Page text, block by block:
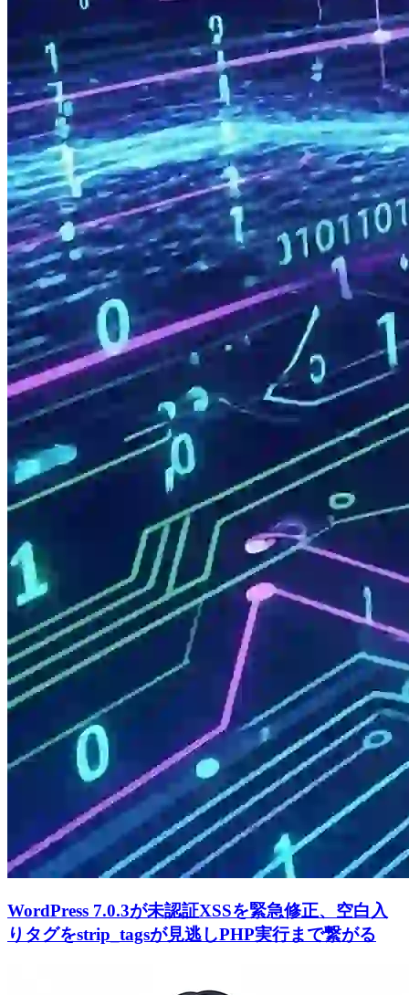
WordPress 7.0.3が未認証XSSを緊急修正、空白入
りタグをstrip_tagsが見逃しPHP実行まで繋がる